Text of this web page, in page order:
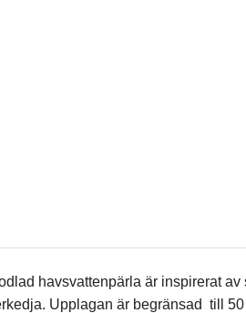
havsvattenpärla är inspirerat
Upplagan är begränsad till